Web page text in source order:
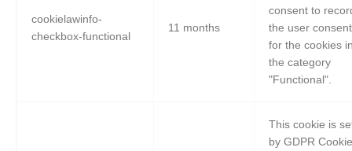
cookielawinfo-
checkbox-functional
11 months
consent to
the user consent
for the cookies
the category
"Functional".
This cookie is
by GDPR Cookie